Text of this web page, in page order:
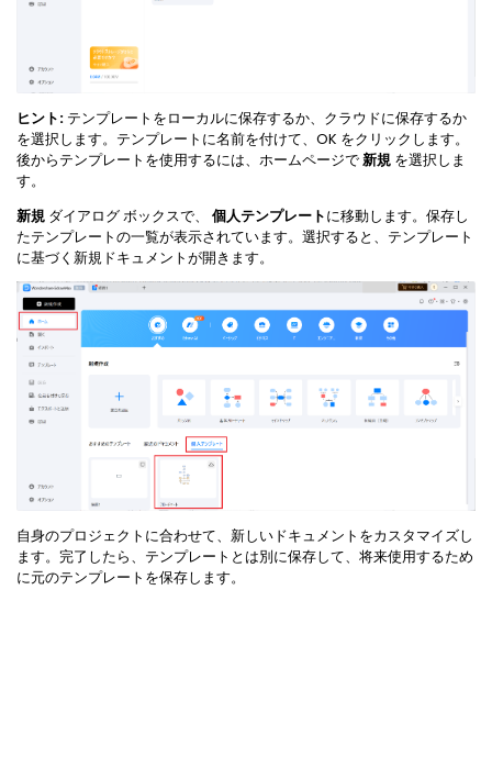
ヒント: テンプレートをローカルに保存するか、クラウドに保存するか
を選択します。テンプレートに名前を付けて、OK をクリックします。
後からテンプレートを使用するには、ホームページで新規 を選択しま
す。
新規 ダイアログ ボックスで、 個人テンプレートに移動します。 保存し
たテンプレートの一覧が表示されています。選択すると、テンプレート
に基づく新規ドキュメントが開きます。
自身のプロジェクトに合わせて、新しいドキュメントをカスタマイズし
ます。完了したら、テンプレートとは別に保存して、将来使用するため
に元のテンプレートを保存します。